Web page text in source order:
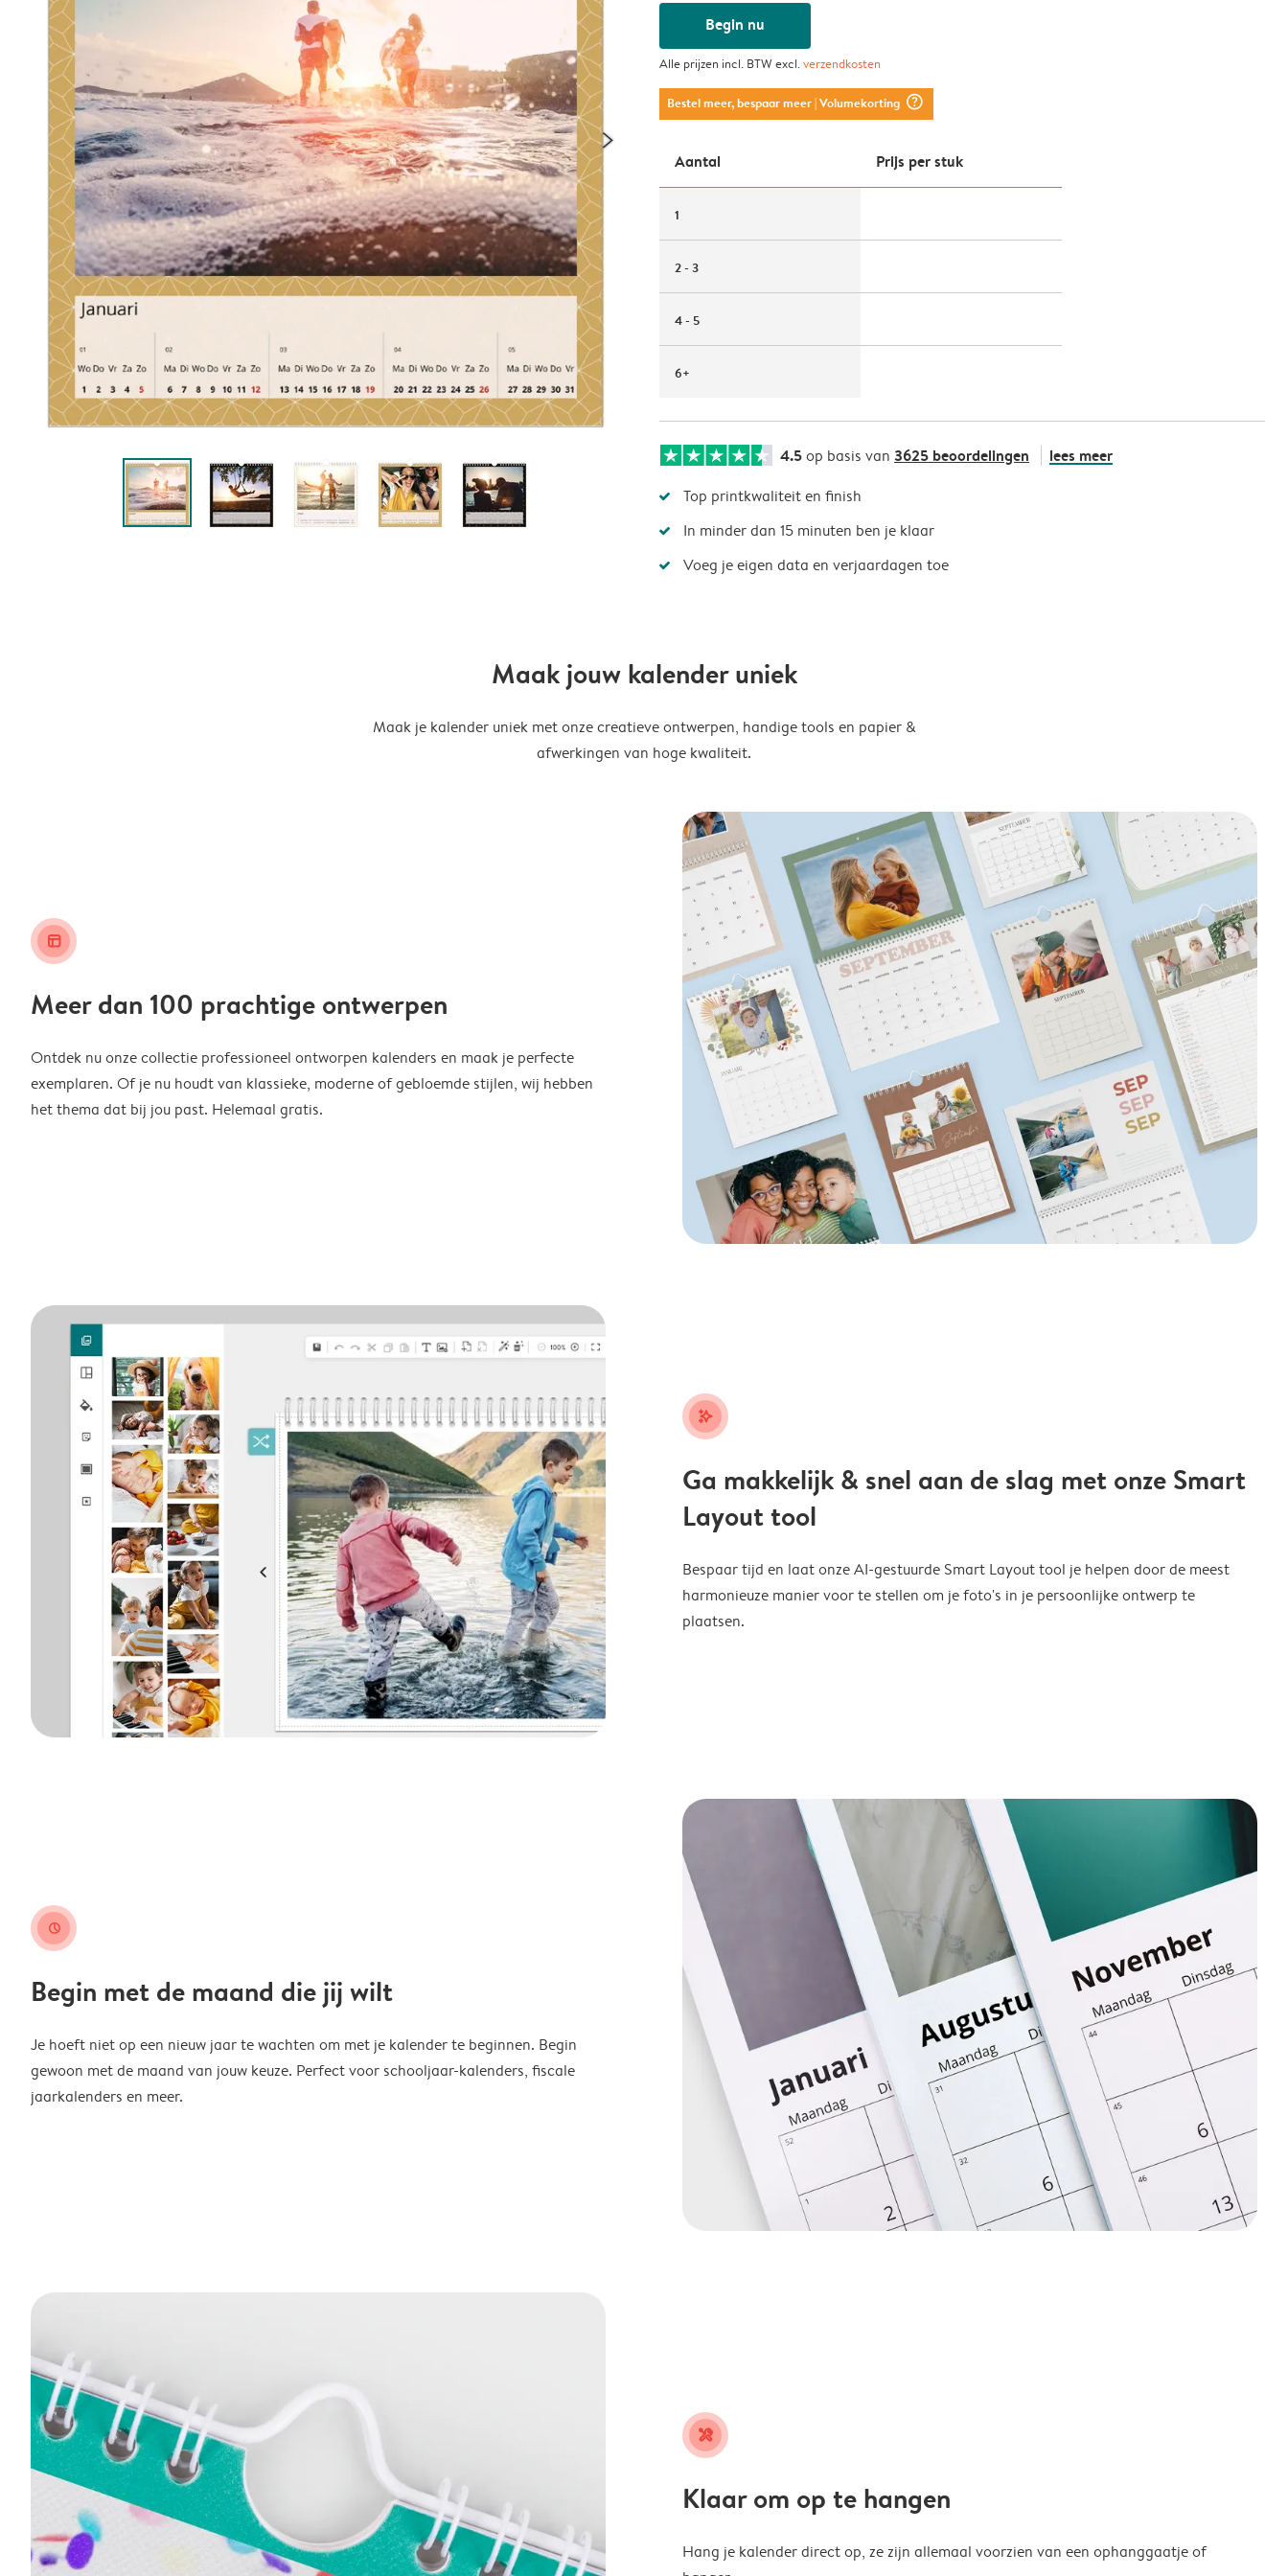
Begin nu
Alle prijzen incl. BTW excl.verzendkosten
Bestel meer, bespaar meer| Volumekorting question_mark_circle
Aantal Prijs per stuk
1
2 - 3
4 - 5
6+
4.5op basis van 3625 beoordelingen lees meer
Top printkwaliteit en finish
In minder dan 15 minuten ben je klaar
Voeg je eigen data en verjaardagen toe
Maak jouw kalender uniek
Maak je kalender uniek met onze creatieve ontwerpen, handige tools en papier &
afwerkingen van hoge kwaliteit.
layout_alt
Meer dan 100 prachtige ontwerpen
Ontdek nu onze collectie professioneel ontworpen kalenders en maak je perfecte
exemplaren. Of je nu houdt van klassieke, moderne of gebloemde stijlen, wij hebben
het thema dat bij jou past. Helemaal gratis.
stars_plus
Ga makkelijk & snel aan de slag met onze Smart
Layout tool
Bespaar tijd en laat onze AI-gestuurde Smart Layout tool je helpen door de meest
harmonieuze manier voor te stellen om je foto's in je persoonlijke ontwerp te
plaatsen.
clock
Begin met de maand die jij wilt
Je hoeft niet op een nieuw jaar te wachten om met je kalender te beginnen. Begin
gewoon met de maand van jouw keuze. Perfect voor schooljaar-kalenders, fiscale
jaarkalenders en meer.
tools
Klaar om op te hangen
Hang je kalender direct op, ze zijn allemaal voorzien van een ophanggaatje of